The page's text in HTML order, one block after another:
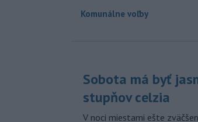
Komunálne voľby
Sobota má byť
stupňov celzia
V noci miestami ešte